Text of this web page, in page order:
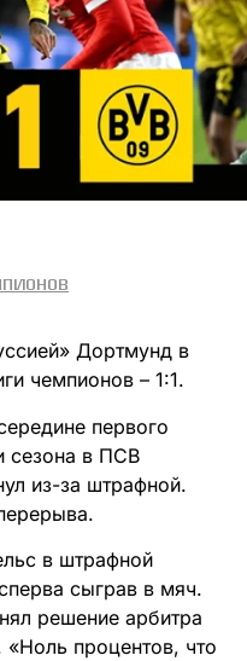
Дортмунд в
чемпионов – 1:1.
первого
сезона в ПСВ
из-за штрафной.
в штрафной
сыграв в мяч.
решение арбитра
процентов, что